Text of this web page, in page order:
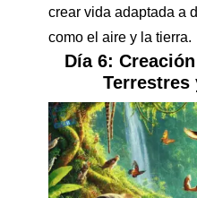
crear vida adaptada a
como el aire y la tierra.
Día 6:
Terrestres